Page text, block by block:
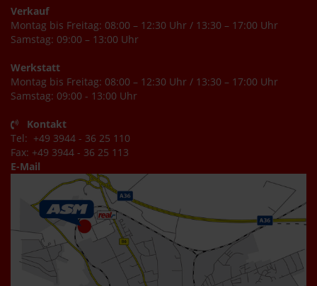
Verkauf
Montag bis Freitag: 08:00 – 12:30 Uhr / 13:30 – 17:00 Uhr
Samstag: 09:00 – 13:00 Uhr
Werkstatt
Montag bis Freitag: 08:00 – 12:30 Uhr / 13:30 – 17:00 Uhr
Samstag: 09:00 - 13:00 Uhr
Kontakt
Tel: +49 3944 - 36 25 110
Fax: +49 3944 - 36 25 113
E-Mail